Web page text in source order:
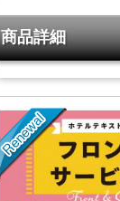
商品詳細